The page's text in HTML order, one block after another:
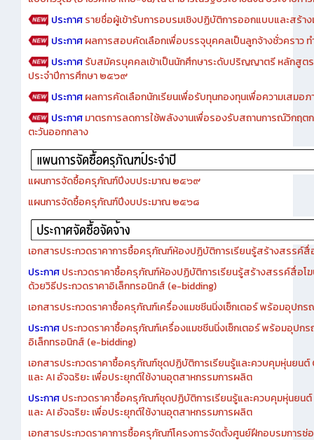
ประกาศ รายชื่อนักศึกษาที่ได้รับการพิจารณา รับทุนศึกษาต่อและฝึ
แบบทวิวุฒิ (อาชีวศึกษาไทย-จีน) ณ สาธารณรัฐประชาชนจีน ประจำปีก
ประกาศรายชื่อผู้เข้ารับการอบรมเชิงปฏิบัติการออกแบบและสร้า
ประกาศผลการสอบคัดเลือกเพื่อบรรจุบุคคลเป็นลูกจ้างชั่วคราว ท
ประกาศรับสมัครบุคคลเข้าเป็นนักศึกษาระดับปริญญาตรี หลักสูต
ประจำปีการศึกษา ๒๕๖๙
ประกาศผลการคัดเลือกนักเรียนเพื่อรับทุนกองทุนเพื่อความเสมอ
ประกาศมาตรการลดการใช้พลังงานเพื่อรองรับสถานการณ์วิกฤ
ตะวันออกกลาง
แผนการจัดซื้อครุภัณฑ์ปีงบประมาณ ๒๕๖๙
แผนการจัดซื้อครุภัณฑ์ปีงบประมาณ ๒๕๖๘
เอกสารประกวดราคาการซื้อครุภัณฑ์ห้องปฏิบัติการเรียนรู้สร้างสรรค์
ประกาศ ประกวดราคาซื้อครุภัณฑ์ห้องปฏิบัติการเรียนรู้สร้างสรรค์สื่อโ
ด้วยวิธีประกวดราคาอิเล็กทรอนิกส์ (e-bidding)
เอกสารประกวดราคาซื้อครุภัณฑ์เครื่องแมชชีนนิ่งเซ็กเตอร์ พร้อมอุปก
ประกาศประกวดราคาซื้อครุภัณฑ์เครื่องแมชชีนนิ่งเซ็กเตอร์ พร้อมอุปก
อิเล็กทรอนิกส์ (e-bidding)
เอกสารประกวดราคาซื้อครุภัณฑ์ชุดปฏิบัติการเรียนรู้และควบคุมหุ่นยน
และ AI อัจฉริยะ เพื่อประยุกต์ใช้งานอุตสาหกรรมการผลิต
ประกาศประกวดราคาซื้อครุภัณฑ์ชุดปฏิบัติการเรียนรู้และควบคุมหุ่นยน
และ AI อัจฉริยะ เพื่อประยุกต์ใช้งานอุตสาหกรรมการผลิต